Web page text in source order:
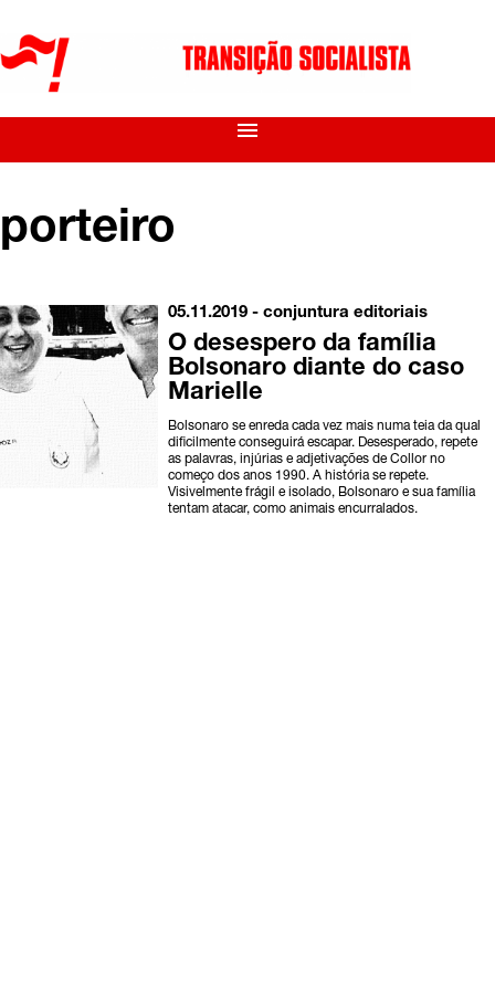
menu
porteiro
05.11.2019 -conjuntura editoriais
O desespero da família
Bolsonaro diante do caso
Marielle
Bolsonaro se enreda cada vez mais numa teia da qual
dificilmente conseguirá escapar. Desesperado, repete
as palavras, injúrias e adjetivações de Collor no
começo dos anos 1990. A história se repete.
Visivelmente frágil e isolado, Bolsonaro e sua família
tentam atacar, como animais encurralados.